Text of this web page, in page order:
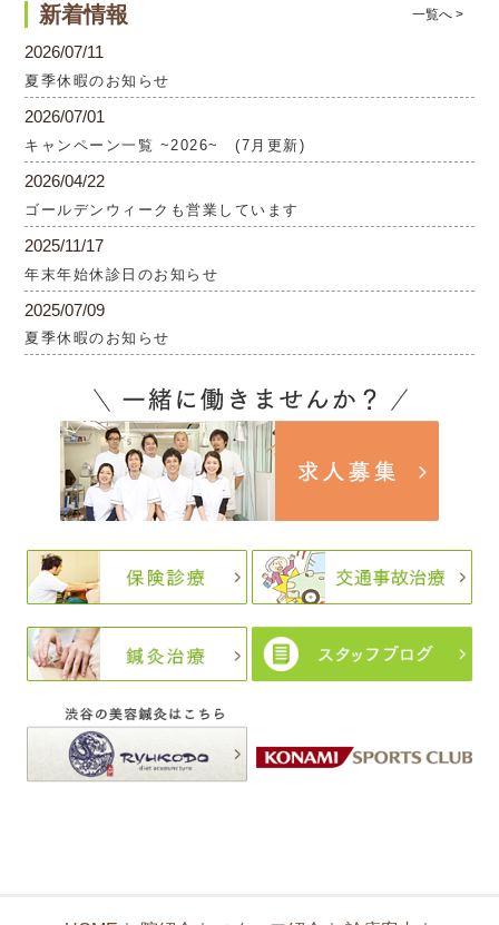
新着情報 一覧へ >
2026/07/11
夏季休暇のお知らせ
2026/07/01
キャンペーン一覧 ~2026~ (7月更新)
2026/04/22
ゴールデンウィークも営業しています
2025/11/17
年末年始休診日のお知らせ
2025/07/09
夏季休暇のお知らせ